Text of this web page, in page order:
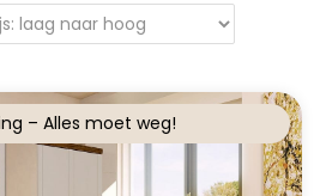
– Alles moet weg!